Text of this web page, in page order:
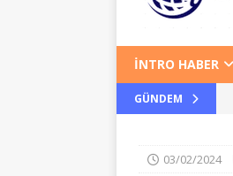
İNTRO HABER
GÜNDEM
03/02/2024